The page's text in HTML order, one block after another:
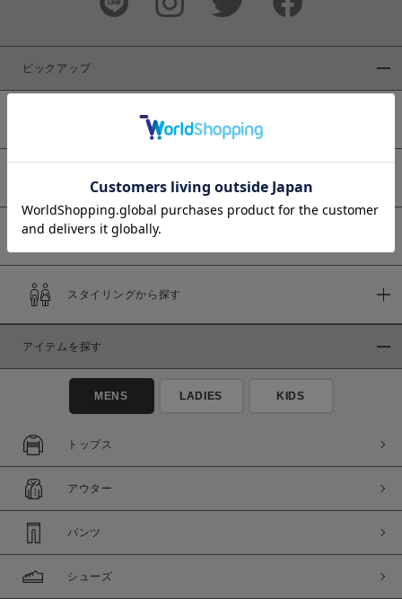
商品タイプ
通常商品
セール価格
在庫
在庫あり
ピックアップ
予約商品
スタイリングから探す
アイテムを探す
MENS LADIES KIDS
トップス
アウター
パンツ
シューズ